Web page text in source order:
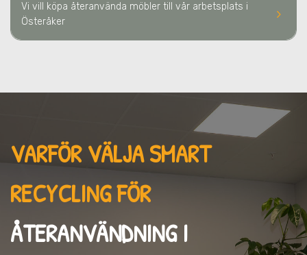
keyboard_arrow_right
Vi vill köpa återanvända möbler till vår arbetsplats i
Österåker
VARFÖR VÄLJA SMART
RECYCLING FÖR
ÅTERANVÄNDNING I